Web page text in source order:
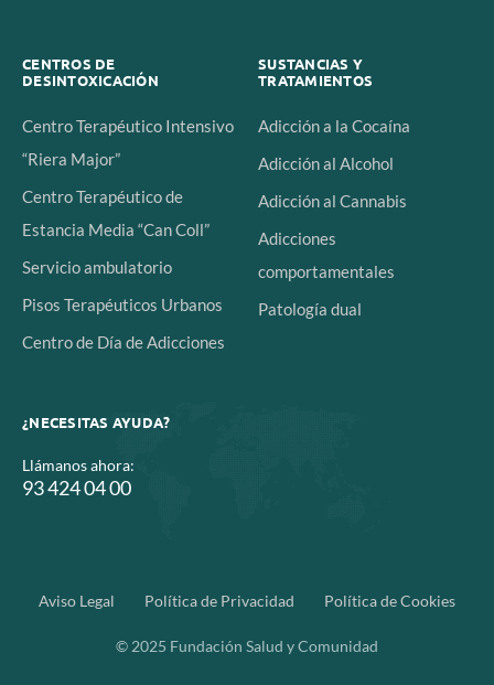
CENTROS DE
DESINTOXICACIÓN
Centro Terapéutico Intensivo
“Riera Major”
Centro Terapéutico de
Estancia Media “Can Coll”
Servicio ambulatorio
Pisos Terapéuticos Urbanos
Centro de Día de Adicciones
SUSTANCIAS Y
TRATAMIENTOS
Adicción a la Cocaína
Adicción al Alcohol
Adicción al Cannabis
Adicciones
comportamentales
Patología dual
¿NECESITAS AYUDA?
Llámanos ahora:
93 424 04 00
Aviso Legal Política de Privacidad Política de Cookies
© 2025 Fundación Salud y Comunidad